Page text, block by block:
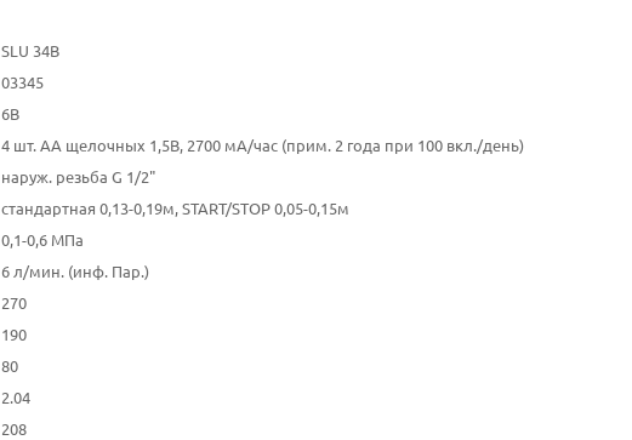
SLU 34B
03345
6В
4 шт. AA щелочных 1,5В, 2700 мA/час (прим. 2 года при 100 вкл./день)
наруж. резьба G 1/2"
стандартная 0,13-0,19м, START/STOP 0,05-0,15м
0,1-0,6 МПа
6 л/мин. (инф. Пар.)
270
190
80
2.04
208